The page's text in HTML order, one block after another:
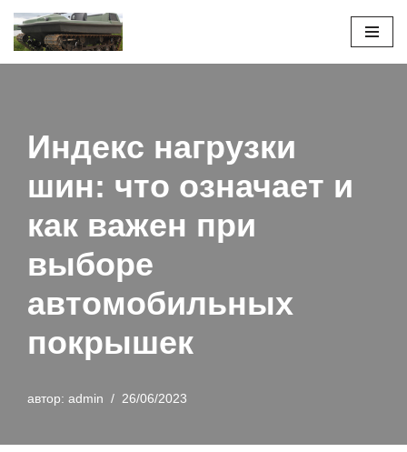
Перейти
Индекс нагрузки
шин: что означает и
как важен при
выборе
автомобильных
покрышек
автор: admin 26/06/2023